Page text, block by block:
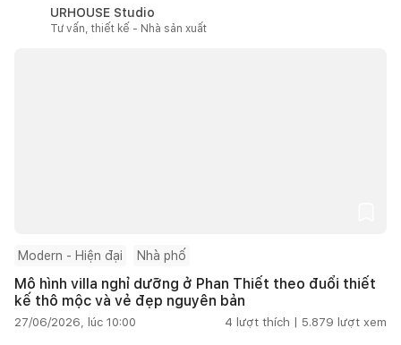
URHOUSE Studio
Tư vấn, thiết kế - Nhà sản xuất
Modern - Hiện đại Nhà phố
Mô hình villa nghỉ dưỡng ở Phan Thiết theo đuổi thiết
kế thô mộc và vẻ đẹp nguyên bản
27/06/2026, lúc 10:00 4 lượt thích | 5.879 lượt xem